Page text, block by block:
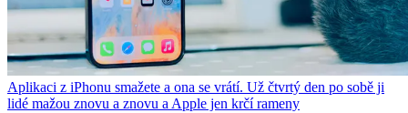
Aplikaci z iPhonu smažete a ona se vrátí. Už čtvrtý den po sobě ji
lidé mažou znovu a znovu a Apple jen krčí rameny